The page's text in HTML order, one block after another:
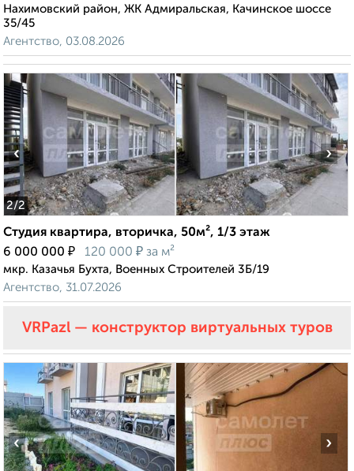
Нахимовский район, ЖК Адмиральская, Качинское шоссе
35/45
Агентство, 03.08.2026
2/2
‹ ›
Студия квартира, вторичка, 50м², 1/3 этаж
6 000 000 ₽ 120 000 ₽ за м²
мкр. Казачья Бухта, Военных Строителей 3Б/19
Агентство, 31.07.2026
VRPazl — конструктор виртуальных туров
‹ ›